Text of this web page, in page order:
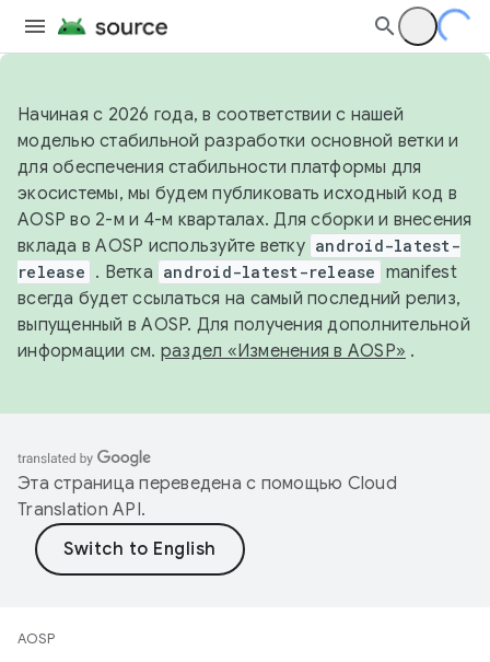
Начиная с 2026 года, в соответствии с нашей
моделью стабильной разработки основной ветки и
для обеспечения стабильности платформы для
экосистемы, мы будем публиковать исходный код в
AOSP во 2-м и 4-м кварталах. Для сборки и внесения
вклада в AOSP используйте ветку android-latest-
release . Ветка android-latest-release manifest
всегда будет ссылаться на самый последний релиз,
выпущенный в AOSP. Для получения дополнительной
информации см. раздел «Изменения в AOSP» .
Эта страница переведена с помощью Cloud
Translation API.
AOSP